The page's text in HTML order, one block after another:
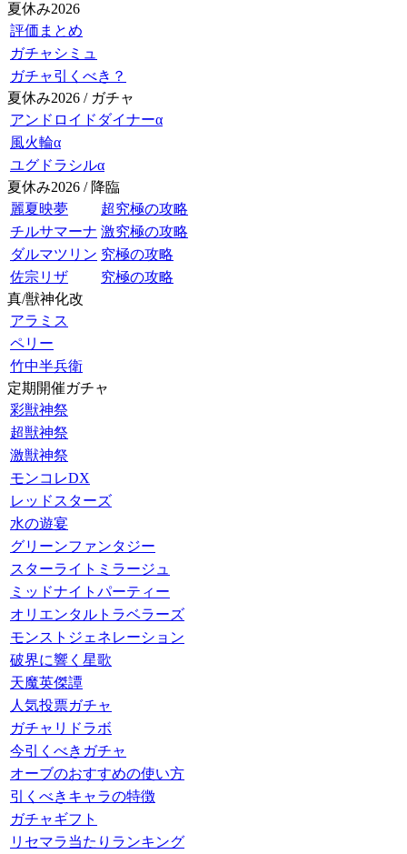
夏休み2026
評価まとめ
ガチャシミュ
ガチャ引くべき？
夏休み2026 / ガチャ
アンドロイドダイナーα
風火輪α
ユグドラシルα
夏休み2026 / 降臨
麗夏映夢
超究極の攻略
チルサマーナ 激究極の攻略
ダルマツリン 究極の攻略
佐宗リザ
究極の攻略
真/獣神化改
アラミス
ペリー
竹中半兵衛
定期開催ガチャ
彩獣神祭
超獣神祭
激獣神祭
モンコレDX
レッドスターズ
水の遊宴
グリーンファンタジー
スターライトミラージュ
ミッドナイトパーティー
オリエンタルトラベラーズ
モンストジェネレーション
破界に響く星歌
天魔英傑譚
人気投票ガチャ
ガチャリドラボ
今引くべきガチャ
オーブのおすすめの使い方
引くべきキャラの特徴
ガチャギフト
リセマラ当たりランキング